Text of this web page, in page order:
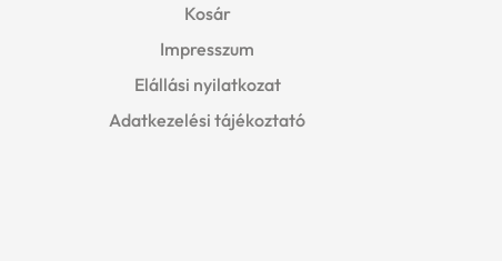
Kosár
Impresszum
Elállási nyilatkozat
Adatkezelési tájékoztató